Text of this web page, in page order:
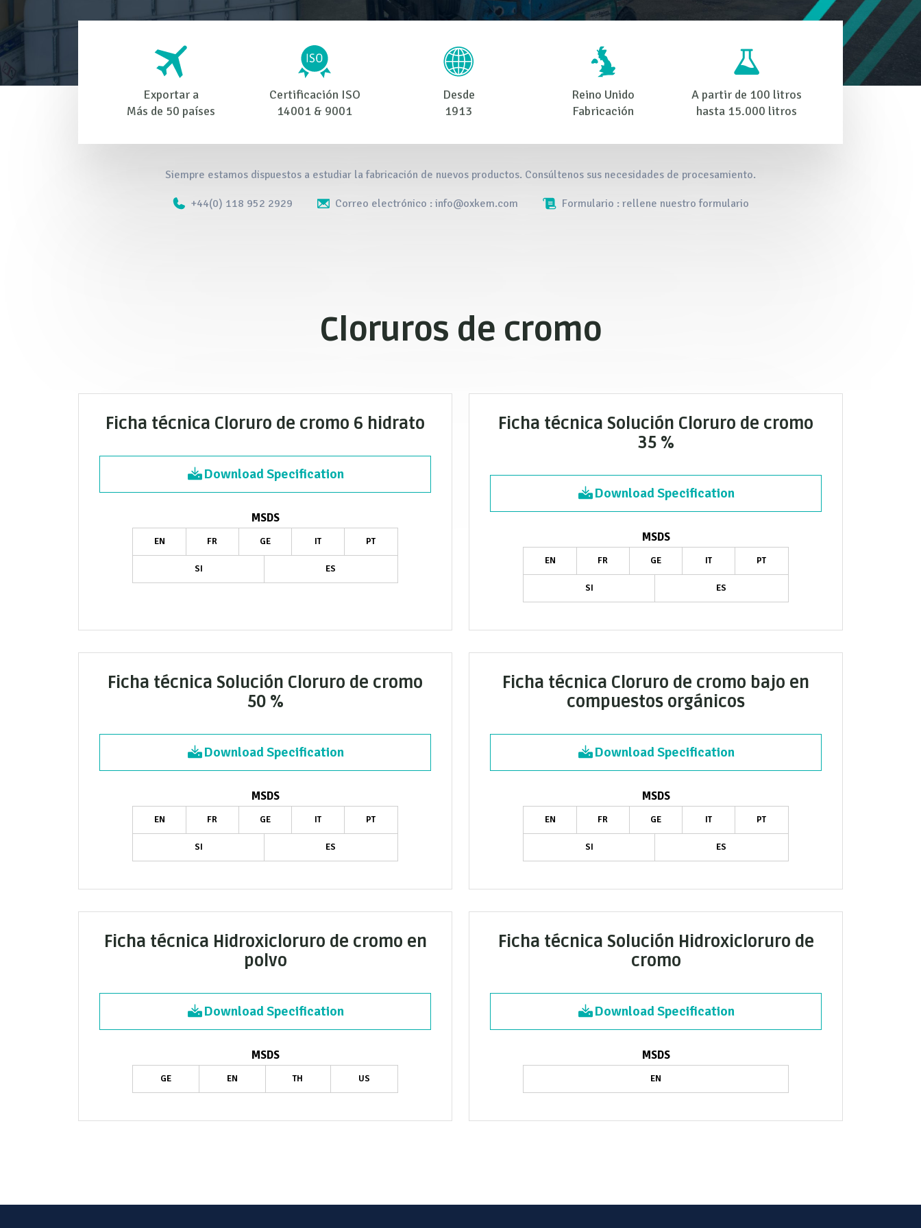
Exportar a
Más de 50 países
Certificación ISO
14001 & 9001
Desde
1913
Reino Unido
Fabricación
A partir de 100 litros
hasta 15.000 litros
Siempre estamos dispuestos a estudiar la fabricación de nuevos productos. Consúltenos sus necesidades de procesamiento.
+44(0) 118 952 2929 Correo electrónico : info@oxkem.com Formulario : rellene nuestro formulario
Cloruros de cromo
Ficha técnica Cloruro de cromo 6 hidrato
Download Specification
MSDS
EN FR GE IT PT
SI ES
Ficha técnica Solución Cloruro de cromo
35 %
Download Specification
MSDS
EN FR GE IT PT
SI ES
Ficha técnica Solución Cloruro de cromo
50 %
Download Specification
MSDS
EN FR GE IT PT
SI ES
Ficha técnica Cloruro de cromo bajo en
compuestos orgánicos
Download Specification
MSDS
EN FR GE IT PT
SI ES
Ficha técnica Hidroxicloruro de cromo en
polvo
Download Specification
MSDS
GE EN TH US
Ficha técnica Solución Hidroxicloruro de
cromo
Download Specification
MSDS
EN